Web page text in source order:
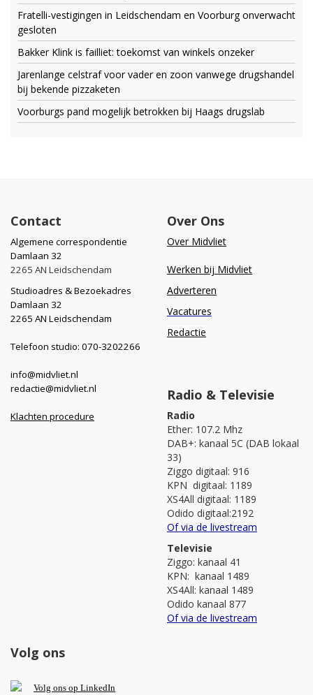
Fratelli-vestigingen in Leidschendam en Voorburg onverwacht
gesloten
Bakker Klink is failliet: toekomst van winkels onzeker
Jarenlange celstraf voor vader en zoon vanwege drugshandel
bij bekende pizzaketen
Voorburgs pand mogelijk betrokken bij Haags drugslab
Contact
Algemene correspondentie
Damlaan 32
2265 AN Leidschendam
Studioadres & Bezoekadres
Damlaan 32
2265 AN Leidschendam
Telefoon studio: 070-3202266
info@midvliet.nl
redactie@midvliet.nl
Klachten procedure
Over Ons
Over Midvliet
Werken bij Midvliet
Adverteren
Vacatures
Redactie
Radio & Televisie
Radio
Ether: 107.2 Mhz
DAB+: kanaal 5C (DAB lokaal
33)
Ziggo digitaal: 916
KPN digitaal: 1189
XS4All digitaal: 1189
Odido digitaal:2192
Of via de livestream
Televisie
Ziggo: kanaal 41
KPN: kanaal 1489
XS4All: kanaal 1489
Odido kanaal 877
Of via de livestream
Volg ons
Volg ons op LinkedIn